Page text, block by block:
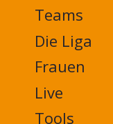
Teams
Die Liga
Frauen
Live
Tools